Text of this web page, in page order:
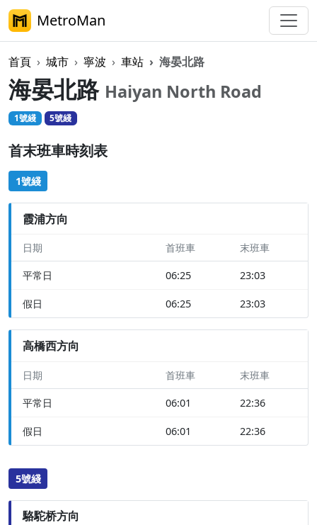
MetroMan
首頁 城市 寧波 車站 海晏北路
海晏北路 Haiyan North Road
1號綫 5號綫
首末班車時刻表
1號綫
霞浦方向
日期 首班車 末班車
平常日 06:25 23:03
假日 06:25 23:03
高橋西方向
日期 首班車 末班車
平常日 06:01 22:36
假日 06:01 22:36
5號綫
駱駝桥方向